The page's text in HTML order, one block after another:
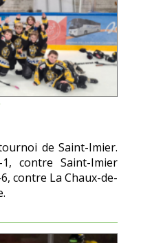
de Saint-Imier.
contre Saint-Imier
contre La Chaux-de-